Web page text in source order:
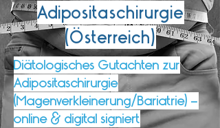
Adipositaschirurgie
(Österreich)
Diätologisches Gutachten zur
Adipositaschirurgie
(Magenverkleinerung/Bariatrie) –
online & digital signiert